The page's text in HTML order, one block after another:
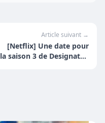
Article suivant →
[Netflix] Une date pour
la saison 3 de Designated